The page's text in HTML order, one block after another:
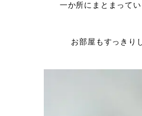
一か所にまとまって
お部屋もすっきり